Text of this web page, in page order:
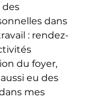
des
dans
: rendez-
du foyer,
eu des
mes